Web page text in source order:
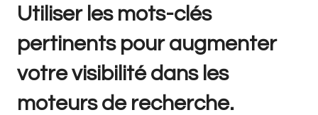
Utiliser les mots-clés
pertinents pour augmenter
votre visibilité dans les
moteurs de recherche.